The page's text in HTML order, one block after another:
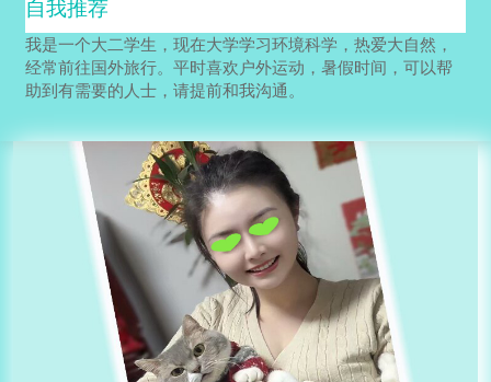
自我推荐
我是一个大二学生，现在大学学习环境科学，热爱大自然，
经常前往国外旅行。平时喜欢户外运动，暑假时间，可以帮
助到有需要的人士，请提前和我沟通。